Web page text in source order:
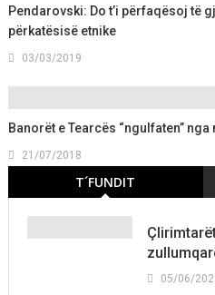
Pendarovski: Do t’i përfaqësoj të
përkatësisë etnike
03/03/2019
Banorët e Tearcës “ngulfaten”
21/07/2018
T´FUNDIT
05/06/